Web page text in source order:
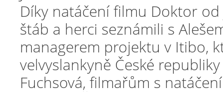
Díky natáčení filmu Doktor
štáb a herci seznámili s
managerem projektu v Itibo,
velvyslankyně České
Fuchsová, filmařům s